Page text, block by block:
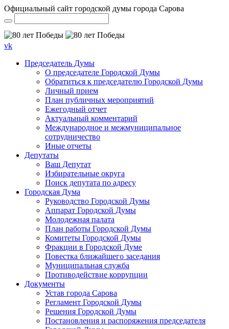
Официальный сайт городской думы города Сарова
vk
Председатель Думы
О председателе Городской Думы
Обратиться к председателю Городской Думы
Личный прием
План публичных мероприятий
Ежегодный отчет
Актуальный комментарий
Международное и межмуниципальное
сотрудничество
Иные отчеты
Депутаты
Ваш Депутат
Избирательные округа
Поиск депутата по адресу
Городская Дума
Руководство Городской Думы
Аппарат Городской Думы
Молодежная палата
План работы Городской Думы
Комитеты Городской Думы
Фракции в Городской Думе
Повестка ближайшего заседания
Муниципальная служба
Противодействие коррупции
Документы
Устав города Сарова
Регламент Городской Думы
Решения Городской Думы
Постановления и распоряжения председателя